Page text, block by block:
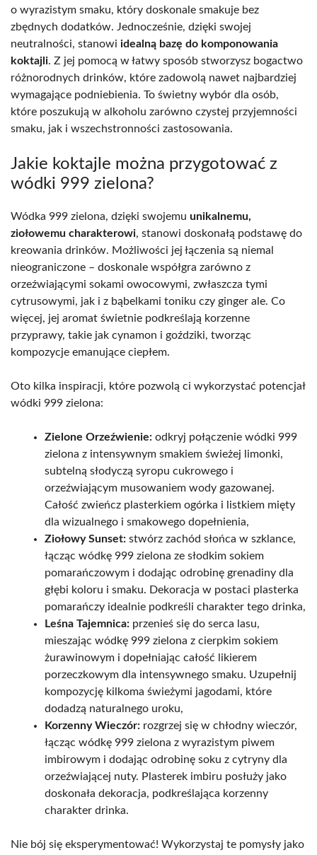
o wyrazistym smaku, który doskonale smakuje bez
zbędnych dodatków. Jednocześnie, dzięki swojej
neutralności, stanowi idealną bazę do komponowania
koktajli. Z jej pomocą w łatwy sposób stworzysz bogactwo
różnorodnych drinków, które zadowolą nawet najbardziej
wymagające podniebienia. To świetny wybór dla osób,
które poszukują w alkoholu zarówno czystej przyjemności
smaku, jak i wszechstronności zastosowania.
Jakie koktajle można przygotować z
wódki 999 zielona?
Wódka 999 zielona, dzięki swojemu unikalnemu,
ziołowemu charakterowi, stanowi doskonałą podstawę do
kreowania drinków. Możliwości jej łączenia są niemal
nieograniczone – doskonale współgra zarówno z
orzeźwiającymi sokami owocowymi, zwłaszcza tymi
cytrusowymi, jak i z bąbelkami toniku czy ginger ale. Co
więcej, jej aromat świetnie podkreślają korzenne
przyprawy, takie jak cynamon i goździki, tworząc
kompozycje emanujące ciepłem.
Oto kilka inspiracji, które pozwolą ci wykorzystać potencjał
wódki 999 zielona:
Zielone Orzeźwienie: odkryj połączenie wódki 999
zielona z intensywnym smakiem świeżej limonki,
subtelną słodyczą syropu cukrowego i
orzeźwiającym musowaniem wody gazowanej.
Całość zwieńcz plasterkiem ogórka i listkiem mięty
dla wizualnego i smakowego dopełnienia,
Ziołowy Sunset: stwórz zachód słońca w szklance,
łącząc wódkę 999 zielona ze słodkim sokiem
pomarańczowym i dodając odrobinę grenadiny dla
głębi koloru i smaku. Dekoracja w postaci plasterka
pomarańczy idealnie podkreśli charakter tego drinka,
Leśna Tajemnica: przenieś się do serca lasu,
mieszając wódkę 999 zielona z cierpkim sokiem
żurawinowym i dopełniając całość likierem
porzeczkowym dla intensywnego smaku. Uzupełnij
kompozycję kilkoma świeżymi jagodami, które
dodadzą naturalnego uroku,
Korzenny Wieczór: rozgrzej się w chłodny wieczór,
łącząc wódkę 999 zielona z wyrazistym piwem
imbirowym i dodając odrobinę soku z cytryny dla
orzeźwiającej nuty. Plasterek imbiru posłuży jako
doskonała dekoracja, podkreślająca korzenny
charakter drinka.
Nie bój się eksperymentować! Wykorzystaj te pomysły jako